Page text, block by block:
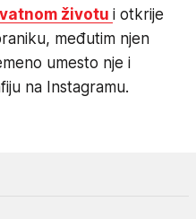
životu i otkrije
međutim njen
umesto nje i
na Instagramu.